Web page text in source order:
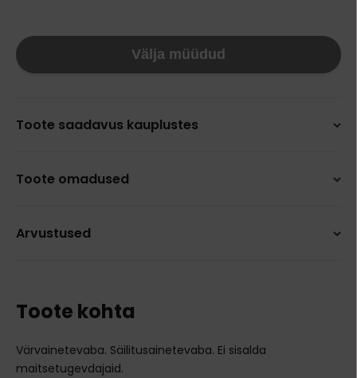
Välja müüdud
Toote saadavus kauplustes
Toote omadused
Arvustused
Toote kohta
Värvainetevaba. Säilitusainetevaba. Ei sisalda
maitsetugevdajaid.